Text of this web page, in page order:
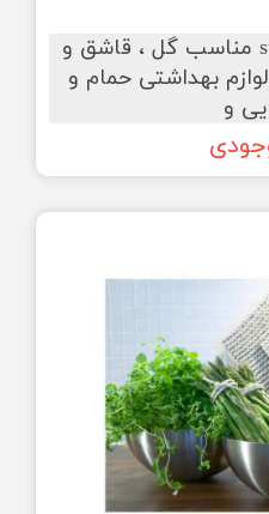
باکس آویز ایکیا sunnersta مناسب گل ، قاشق و
بهداشتی حمام و
و